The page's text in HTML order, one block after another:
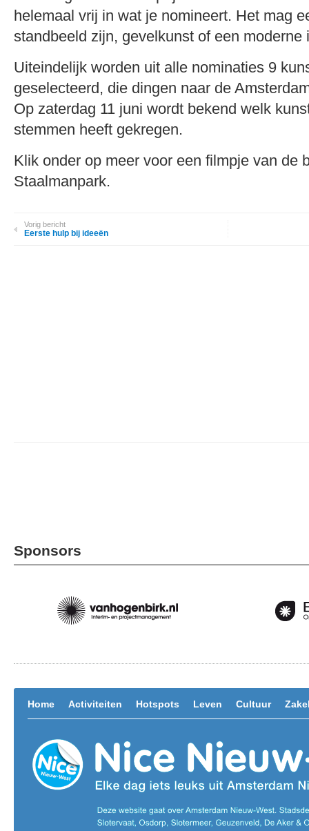
helemaal vrij in wat je nomineert. Het mag
standbeeld zijn, gevelkunst of een moderne
Uiteindelijk worden uit alle nominaties 9
geselecteerd, die dingen naar de
Op zaterdag 11 juni wordt bekend welk
stemmen heeft gekregen.
Klik onder op meer voor een filmpje van de
Staalmanpark.
Vorig bericht
Eerste hulp bij ideeën
Sponsors
Home Activiteiten Hotspots Leven Cultuur